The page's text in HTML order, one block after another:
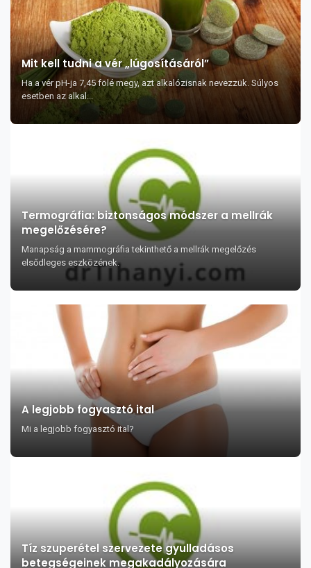
Mit kell tudni a vér „lúgosításáról”
Ha a vér pH-ja 7,45 fölé megy, azt alkalózisnak nevezzük. Súlyos
esetben az alkal...
Termográfia: biztonságos módszer a mellrák
megelőzésére?
Manapság a mammográfia tekinthető a mellrák megelőzés
elsődleges eszközének.
A legjobb fogyasztó ital
Tíz szuperétel szervezete gyulladásos
betegségeinek megakadályozására